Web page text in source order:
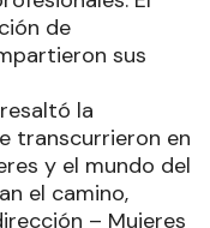
de
sus
la
transcurrieron en
y el mundo del
el camino,
– Mujeres